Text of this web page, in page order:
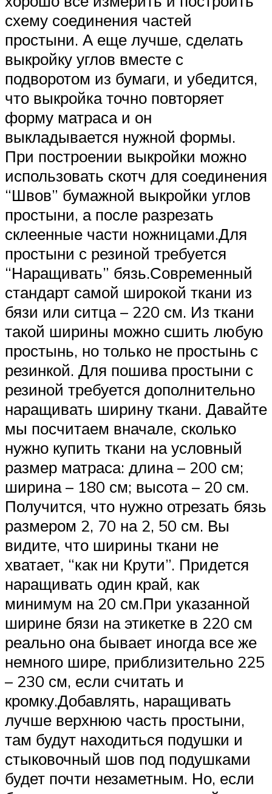
схему соединения частей
простыни. А еще лучше, сделать
выкройку углов вместе с
подворотом из бумаги, и убедится,
что выкройка точно повторяет
форму матраса и он
выкладывается нужной формы.
При построении выкройки можно
использовать скотч для соединения
“Швов” бумажной выкройки углов
простыни, а после разрезать
склеенные части ножницами.Для
простыни с резиной требуется
“Наращивать” бязь.Современный
стандарт самой широкой ткани из
бязи или ситца – 220 см. Из ткани
такой ширины можно сшить любую
простынь, но только не простынь с
резинкой. Для пошива простыни с
резиной требуется дополнительно
наращивать ширину ткани. Давайте
мы посчитаем вначале, сколько
нужно купить ткани на условный
размер матраса: длина – 200 см;
ширина – 180 см; высота – 20 см.
Получится, что нужно отрезать бязь
размером 2, 70 на 2, 50 см. Вы
видите, что ширины ткани не
хватает, “как ни Крути”. Придется
наращивать один край, как
минимум на 20 см.При указанной
ширине бязи на этикетке в 220 см
реально она бывает иногда все же
немного шире, приблизительно 225
– 230 см, если считать и
кромку.Добавлять, наращивать
лучше верхнюю часть простыни,
там будут находиться подушки и
стыковочный шов под подушками
будет почти незаметным. Но, если